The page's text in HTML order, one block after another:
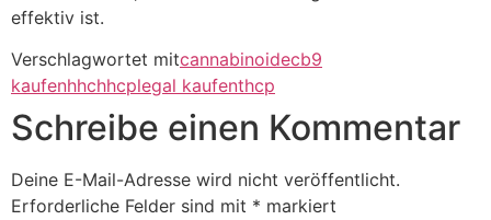
effektiv ist.
Verschlagwortet mitcannabinoidecb9
kaufenhhchhcplegal kaufenthcp
Schreibe einen Kommentar
Deine E-Mail-Adresse wird nicht veröffentlicht.
Erforderliche Felder sind mit * markiert